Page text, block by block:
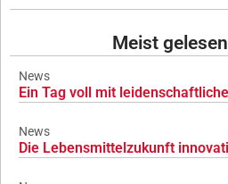
Meist
News
Ein Tag voll mit
News
Die Lebensmittelzukunft